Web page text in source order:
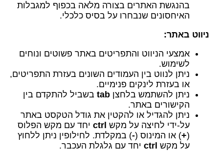
בהנגשת האתרים בצורה מלאה בכפוף למגבלות
האיחסונים שנבחרו על בסיס כלכלי.
ניווט באתר:
אמצעי הניווט והתפריטים באתר פשוטים ונוחים
לשימוש.
ניתן לנווט בין העמודים השונים בעזרת התפריטים,
או בעזרת לינקים פנימיים.
ניתן להשתמש בלחצן tab בשביל להתקדם בין
הקישורים באתר.
ניתן להגדיל או להקטין את גודל הטקסט באתר
על-ידי לחיצה על מקש ctrl יחד עם מקש הפלוס
(
+) או המינוס (-) במקלדת. לחילופין ניתן ללחוץ
על מקש ctrl יחד עם גלגלת העכבר.